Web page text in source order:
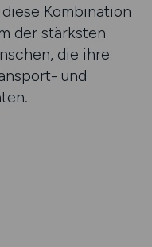
Kombination
der stärksten
die ihre
und